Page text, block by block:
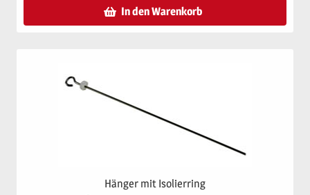
In den Warenkorb
Hänger mit Isolierring